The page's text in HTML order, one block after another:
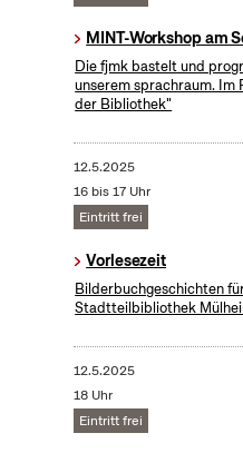
MINT-Workshop am
Die fjmk bastelt und
unserem sprachraum. Im
der Bibliothek"
12.5.2025
16 bis 17 Uhr
Eintritt frei
Vorlesezeit
Bilderbuchgeschichten
Stadtteilbibliothek
12.5.2025
18 Uhr
Eintritt frei